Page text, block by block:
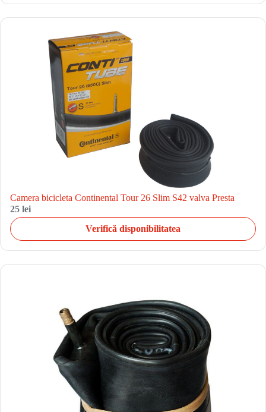
Camera bicicleta Continental Tour 26 Slim S42 valva Presta
25 lei
Verifică disponibilitatea